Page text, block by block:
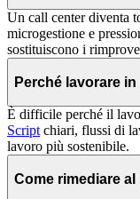
Un call center diventa
microgestione e
sostituiscono i
Perché lavorare
È difficile perché il
Script chiari, flussi di
lavoro più sostenibile.
Come rimediare